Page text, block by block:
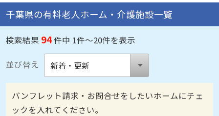
千葉県の有料老人ホーム・介護施設一覧
検索結果 94件中 1件～20件を表示
並び替え
パンフレット請求・お問合せをしたいホームにチェ
ックを入れてください。